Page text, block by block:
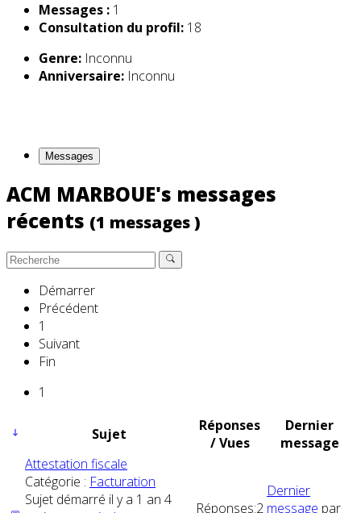
Messages : 1
Consultation du profil: 18
Genre: Inconnu
Anniversaire: Inconnu
Messages
ACM MARBOUE's messages
récents (1 messages )
Démarrer
Précédent
1
Suivant
Fin
1
Sujet
Réponses
/ Vues
Dernier
message
Attestation fiscale
Catégorie : Facturation
Sujet démarré il y a 1 an 4
Réponses:2
Dernier
message par